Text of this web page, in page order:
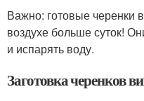
Важно: готовые черенки
воздухе больше суток!
и испарять воду.
Заготовка черенков